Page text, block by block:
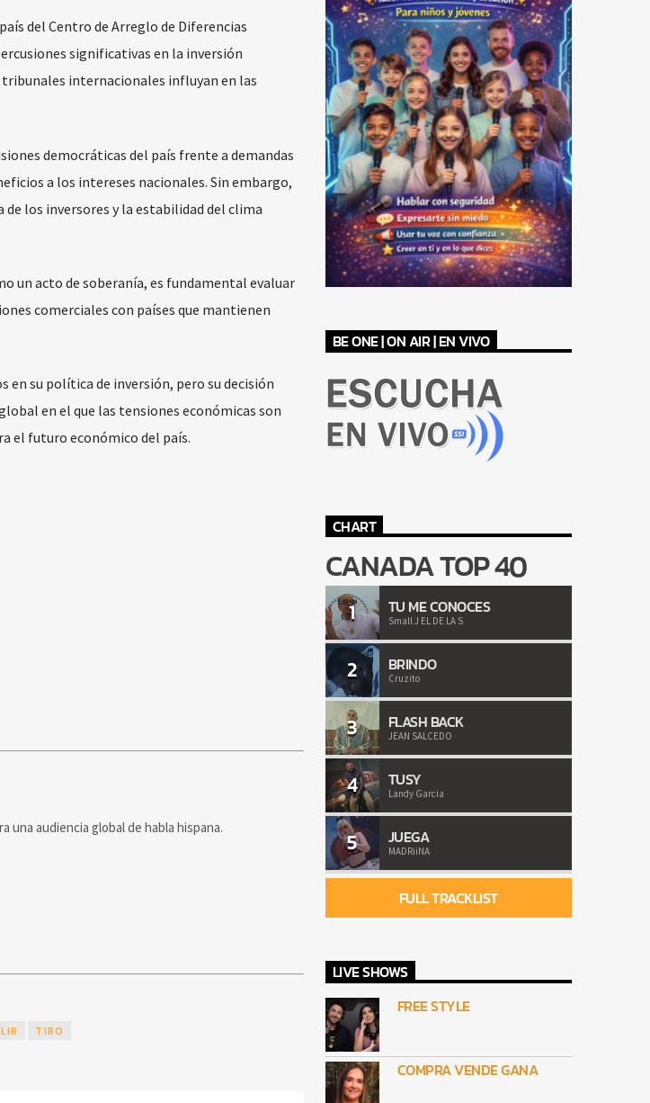
del Centro de Arreglo de Diferencias
significativas en la inversión
tribunales internacionales influyan en las
democráticas del país frente a demandas
a los intereses nacionales. Sin embargo,
los inversores y la estabilidad del clima
un acto de soberanía, es fundamental evaluar
comerciales con países que mantienen
en su política de inversión, pero su decisión
en el que las tensiones económicas son
el futuro económico del país.
una audiencia global de habla hispana.
TIRO
BE ONE | ON AIR | EN VIVO
CHART
CANADA TOP 40
1 TU ME CONOCES
Small J EL DE LA S
2 BRINDO
Cruzito
3 FLASH BACK
JEAN SALCEDO
4 TUSY
Landy Garcia
5 JUEGA
MADRiiNA
FULL TRACKLIST
LIVE SHOWS
FREE STYLE
COMPRA VENDE GANA